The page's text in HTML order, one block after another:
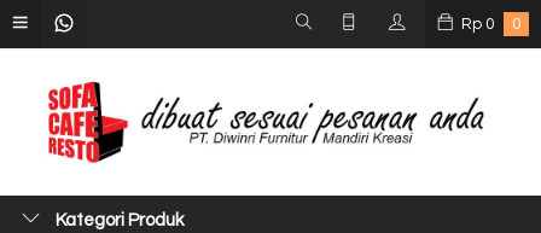
Rp 0 0
Kategori Produk